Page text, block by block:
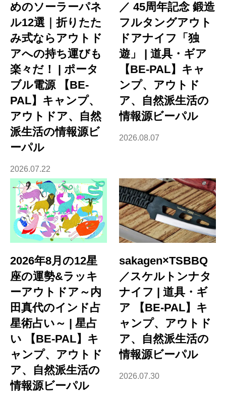
めのソーラーパネ
ル12選｜折りたた
み式ならアウトド
アへの持ち運びも
楽々だ！ | ポータ
ブル電源 【BE-
PAL】キャンプ、
アウトドア、自然
派生活の情報源ビ
ーパル
2026.07.22
／ 45周年記念 鍛造
フルタングアウト
ドアナイフ「独
遊」 | 道具・ギア
【BE-PAL】キャ
ンプ、アウトド
ア、自然派生活の
情報源ビーパル
2026.08.07
2026年8月の12星
座の運勢&ラッキ
ーアウトドア～内
田真代のインド占
星術占い～ | 星占
い 【BE-PAL】キ
ャンプ、アウトド
ア、自然派生活の
情報源ビーパル
sakagen×TSBBQ
／スケルトンナタ
ナイフ | 道具・ギ
ア 【BE-PAL】キ
ャンプ、アウトド
ア、自然派生活の
情報源ビーパル
2026.07.30